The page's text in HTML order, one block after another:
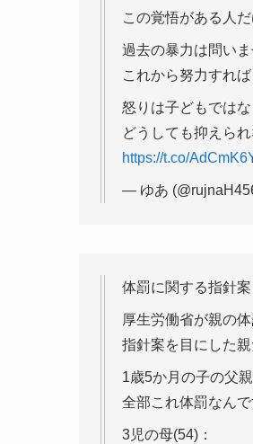
この覚悟がある人
過去の暴力は問いま
これから努力すれば
怒りは子どもでは
どうしても抑えら
https://t.co/
— ゆあ
体罰に関する指針
厚生労働省が親の
指針案を目にした
1歳5か月の子の父親
全部これ体罰なんで
3児の母(54)：